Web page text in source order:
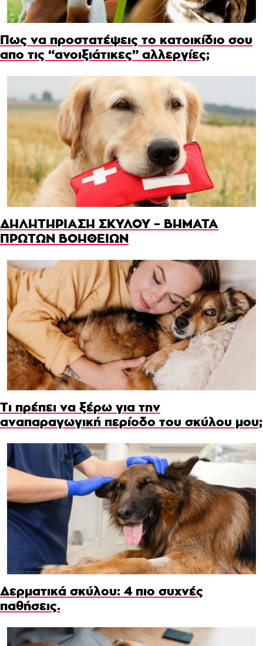
Πως να προστατέψεις το κατοικίδιο σου
απο τις “ανοιξιάτικες” αλλεργίες;
ΔΗΛΗΤΗΡΙΑΣΗ ΣΚΥΛΟΥ – ΒΗΜΑΤΑ
ΠΡΩΤΩΝ ΒΟΗΘΕΙΩΝ
Τι πρέπει να ξέρω για την
αναπαραγωγική περίοδο του σκύλου μου;
Δερματικά σκύλου: 4 πιο συχνές
παθήσεις.